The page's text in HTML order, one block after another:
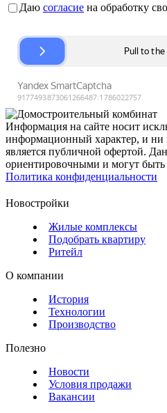
Даю согласие на обработку
Информация на сайте носит
информационный характер, и ни
является публичной офертой.
ориентировочными и могут
Политика конфиденциальности
Новостройки
Жилые комплексы
Подобрать квартиру
Ритейл
О компании
История
Технологии
Производство
Полезно
Новости
Условия продажи
Вакансии